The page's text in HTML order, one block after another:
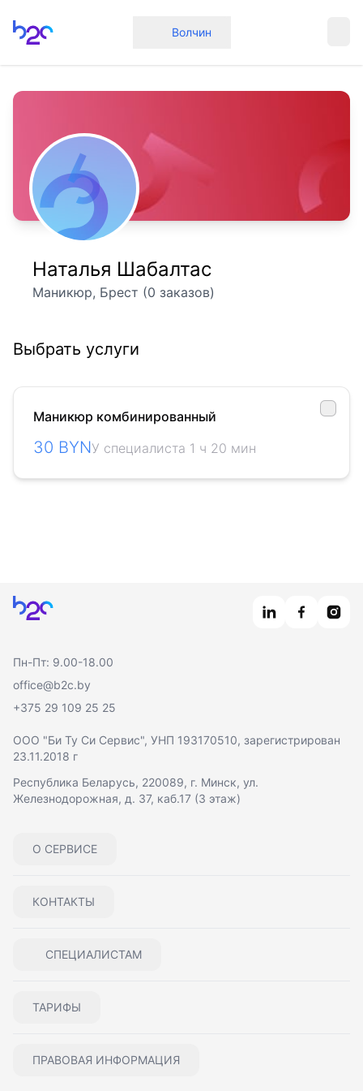
Главная Волчин
Наталья Шабалтас
Маникюр, Брест (0 заказов)
Выбрать услуги
Маникюр комбинированный
30 BYNУ специалиста 1 ч 20 мин
Главная
Пн-Пт: 9.00-18.00
office@b2c.by
+375 29 109 25 25
О СЕРВИСЕ
КОНТАКТЫ
СПЕЦИАЛИСТАМ
ТАРИФЫ
ПРАВОВАЯ ИНФОРМАЦИЯ
ООО "Би Ту Си Сервис", УНП 193170510, зарегистрирован
23.11.2018 г
Республика Беларусь, 220089, г. Минск, ул.
Железнодорожная, д. 37, каб.17 (3 этаж)